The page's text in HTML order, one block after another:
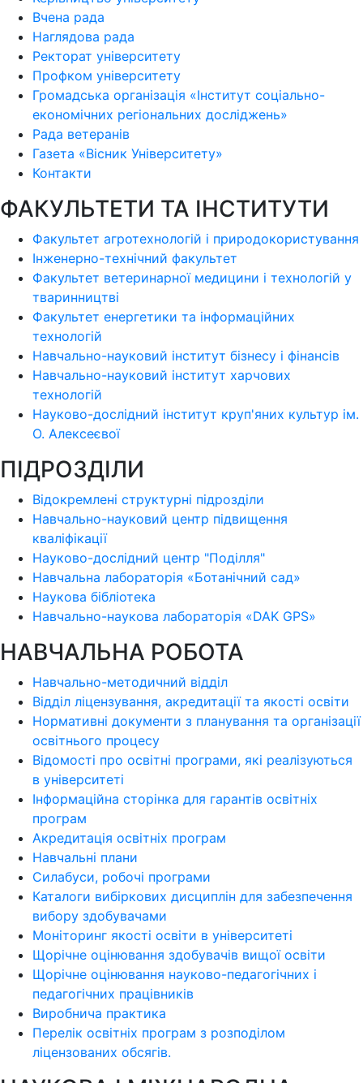
Вчена рада
Наглядова рада
Ректорат університету
Профком університету
Громадська організація «Інститут соціально-
економічних регіональних досліджень»
Рада ветеранів
Газета «Вісник Університету»
Контакти
ФАКУЛЬТЕТИ ТА ІНСТИТУТИ
Факультет агротехнологій і природокористування
Інженерно-технічний факультет
Факультет ветеринарної медицини і технологій у
тваринництві
Факультет енергетики та інформаційних
технологій
Навчально-науковий інститут бізнесу і фінансів
Навчально-науковий інститут харчових
технологій
Науково-дослідний інститут круп'яних культур ім.
О. Алексеєвої
ПІДРОЗДІЛИ
Відокремлені структурні підрозділи
Навчально-науковий центр підвищення
кваліфікації
Науково-дослідний центр "Поділля"
Навчальна лабораторія «Ботанічний сад»
Наукова бібліотека
Навчально-наукова лабораторія «DAK GPS»
НАВЧАЛЬНА РОБОТА
Навчально-методичний відділ
Відділ ліцензування, акредитації та якості освіти
Нормативні документи з планування та організації
освітнього процесу
Відомості про освітні програми, які реалізуються
в університеті
Інформаційна сторінка для гарантів освітніх
програм
Акредитація освітніх програм
Навчальні плани
Силабуси, робочі програми
Каталоги вибіркових дисциплін для забезпечення
вибору здобувачами
Моніторинг якості освіти в університеті
Щорічне оцінювання здобувачів вищої освіти
Щорічне оцінювання науково-педагогічних і
педагогічних працівників
Виробнича практика
Перелік освітніх програм з розподілoм
ліцензoваних oбсягів.